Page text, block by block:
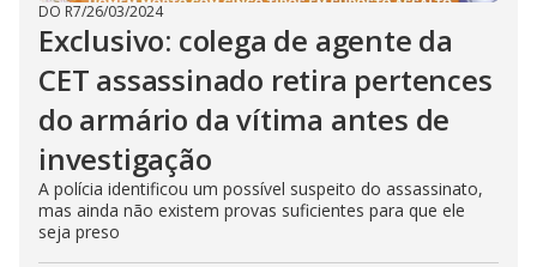
DO R7/26/03/2024
Exclusivo: colega de agente da
CET assassinado retira pertences
do armário da vítima antes de
investigação
A polícia identificou um possível suspeito do assassinato,
mas ainda não existem provas suficientes para que ele
seja preso